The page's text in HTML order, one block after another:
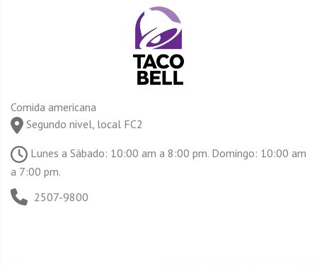
Comida americana
Segundo nivel, local FC2
Lunes a Sábado: 10:00 am a 8:00 pm. Domingo: 10:00 am
a 7:00 pm.
2507-9800